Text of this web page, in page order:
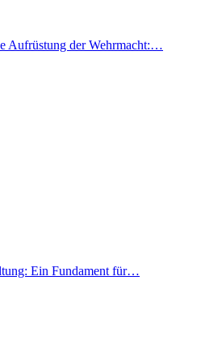
Aufrüstung der Wehrmacht:…
Ein Fundament für…